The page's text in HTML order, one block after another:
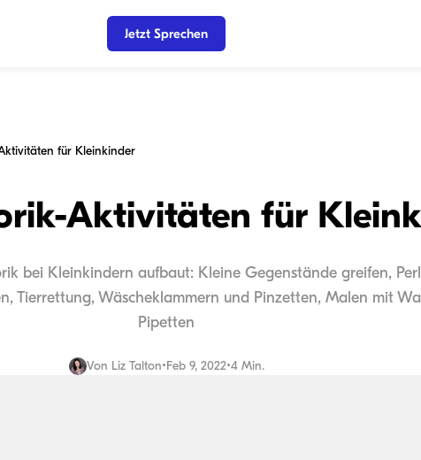
Jetzt Sprechen
für Kleinkinder
Aktivitäten für
bei Kleinkindern aufbaut: Kleine Gegenstände greifen,
Tierrettung, Wäscheklammern und Pinzetten, Malen mit
Pipetten
Von Liz Talton•Feb 9, 2022•4 Min.